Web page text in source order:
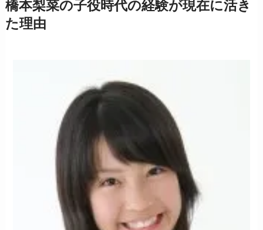
橋本梨菜の子役時代の経験が現在に活き
た理由